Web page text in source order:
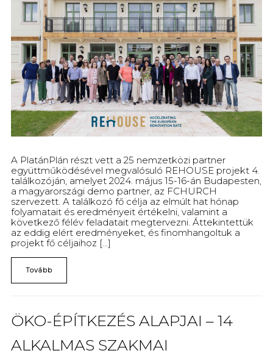
A PlatánPlán részt vett a 25 nemzetközi partner
együttműködésével megvalósuló REHOUSE projekt 4.
találkozóján, amelyet 2024. május 15-16-án Budapesten,
a magyarországi demo partner, az FCHURCH
szervezett. A találkozó fő célja az elmúlt hat hónap
folyamatait és eredményeit értékelni, valamint a
következő félév feladatait megtervezni. Áttekintettük
az eddig elért eredményeket, és finomhangoltuk a
projekt fő céljaihoz [...]
Tovább
ÖKO-ÉPÍTKEZÉS ALAPJAI – 14
ALKALMAS SZAKMAI